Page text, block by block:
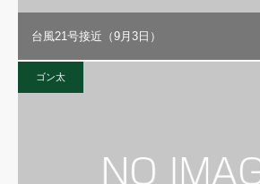
台風21号接近（9月3日）
ゴン太